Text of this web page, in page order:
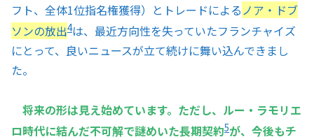
フト、全体1位指名権獲得）とトレードによる ノア・ドブ
ソンの放出4は、最近方向性を失っていたフランチャイズ
にとって、良いニュースが立て続けに舞い込んできまし
た。
将来の形は見え始めています。ただし、ルー・ラモリエ
ロ時代に結んだ不可解で謎めいた長期契約5が、今後もチ